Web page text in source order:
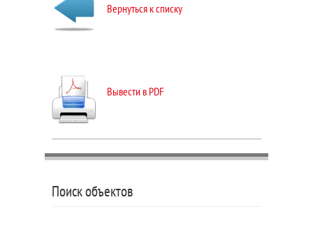
Вернуться к списку
Вывести в PDF
Поиск объектов